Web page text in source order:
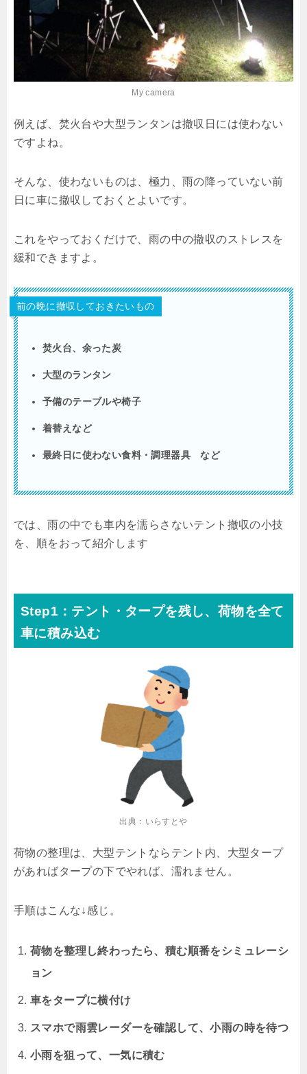
My camera
例えば、焚火台や大型ランタンは撤収日には使わない
ですよね。
そんな、使わないものは、極力、雨の降っていない前
日に車に撤収しておくとよいです。
これをやっておくだけで、雨の中の撤収のストレスを
緩和できますよ。
前の晩に撤収しておきたいもの
焚火台、余った炭
大型のランタン
予備のテーブルや椅子
着替えなど
最終日に使わない食料・調理器具 など
では、雨の中でも車内を濡らさないテント撤収の小技
を、順をおって紹介します
Step1：テント・タープを残し、荷物を全て
車に積み込む
出典：いらすとや
荷物の整理は、大型テントならテント内、大型タープ
があればタープの下でやれば、濡れません。
手順はこんな↓感じ。
荷物を整理し終わったら、積む順番をシミュレーシ
ョン
車をタープに横付け
スマホで雨雲レーダーを確認して、小雨の時を待つ
小雨を狙って、一気に積む